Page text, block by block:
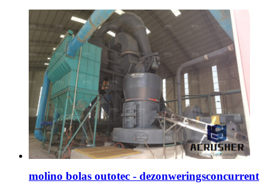
molino bolas outotec - dezonweringsconcurrent